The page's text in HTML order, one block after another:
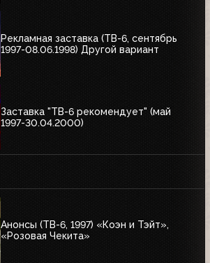
Рекламная заставка (ТВ-6, сентябрь
1997-08.06.1998) Другой вариант
Заставка "ТВ-6 рекомендует" (май
1997-30.04.2000)
Анонсы (ТВ-6, 1997) «Коэн и Тэйт»,
«Розовая Чекита»